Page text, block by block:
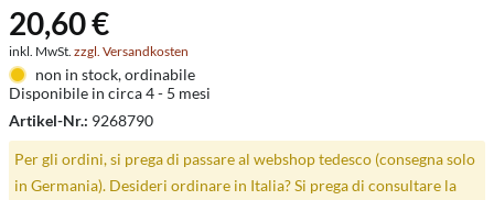
20,60 €
inkl. MwSt. zzgl. Versandkosten
non in stock, ordinabile
Disponibile in circa 4 - 5 mesi
Artikel-Nr.: 9268790
Per gli ordini, si prega di passare al webshop tedesco (consegna solo
in Germania). Desideri ordinare in Italia? Si prega di consultare la